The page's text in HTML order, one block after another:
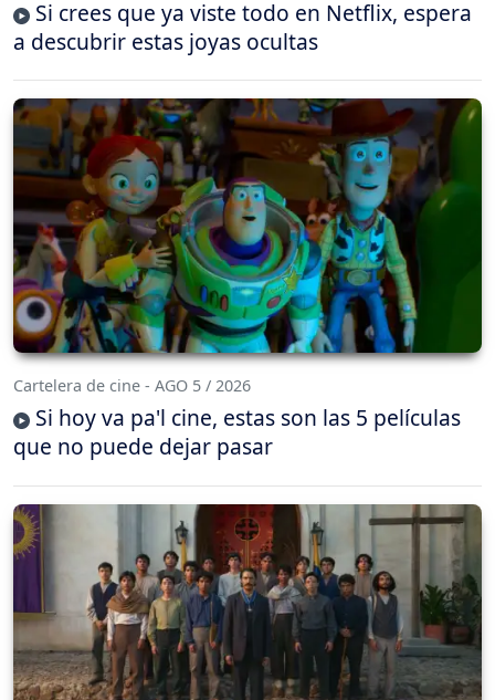
Si crees que ya viste todo en Netflix, espera
a descubrir estas joyas ocultas
Cartelera de cine - AGO 5 / 2026
Si hoy va pa'l cine, estas son las 5 películas
que no puede dejar pasar